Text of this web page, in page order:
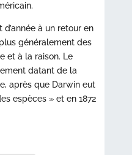
à un retour en
généralement des
et à la raison. Le
datant de la
après que Darwin eut
espèces » et en 1872